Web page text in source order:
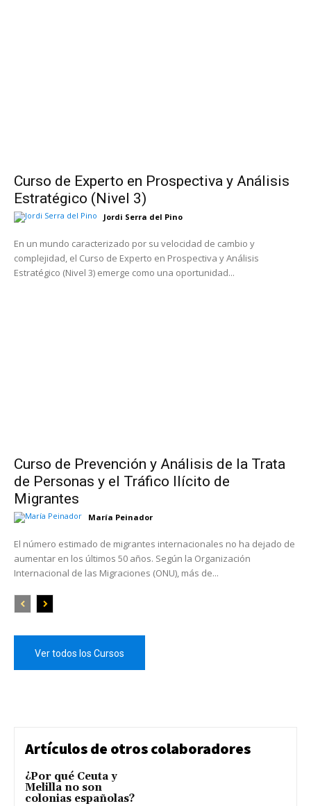
Curso de Experto en Prospectiva y Análisis
Estratégico (Nivel 3)
Jordi Serra del Pino
En un mundo caracterizado por su velocidad de cambio y
complejidad, el Curso de Experto en Prospectiva y Análisis
Estratégico (Nivel 3) emerge como una oportunidad...
Curso de Prevención y Análisis de la Trata
de Personas y el Tráfico Ilícito de
Migrantes
María Peinador
El número estimado de migrantes internacionales no ha dejado de
aumentar en los últimos 50 años. Según la Organización
Internacional de las Migraciones (ONU), más de...
Ver todos los Cursos
Artículos de otros colaboradores
¿Por qué Ceuta y
Melilla no son
colonias españolas?